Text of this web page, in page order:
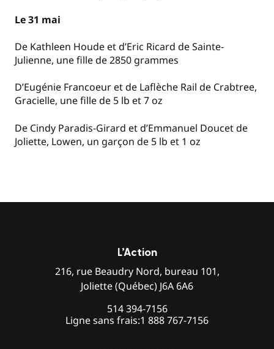
Le 31 mai
De Kathleen Houde et d’Eric Ricard de Sainte-
Julienne, une fille de 2850 grammes
D’Eugénie Francoeur et de Laflèche Rail de Crabtree,
Gracielle, une fille de 5 lb et 7 oz
De Cindy Paradis-Girard et d’Emmanuel Doucet de
Joliette, Lowen, un garçon de 5 lb et 1 oz
L’Action
216, rue Beaudry Nord, bureau 101,
Joliette (Québec) J6A 6A6
514 394-7156
Ligne sans frais:1 888 767-7156